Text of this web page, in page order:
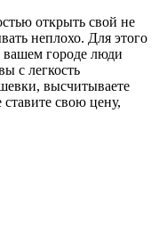
открыть свой не
неплохо. Для этого
вашем городе люди
с легкость
высчитываете
ставите свою цену,